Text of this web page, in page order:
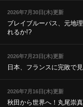
2026年7月30日(木)更新
ブレイブルーパス、元地
れるか!?
2026年7月23日(木)更新
日本、フランスに完敗で
2026年7月16日(木)更新
秋田から世界へ！丸尾崇